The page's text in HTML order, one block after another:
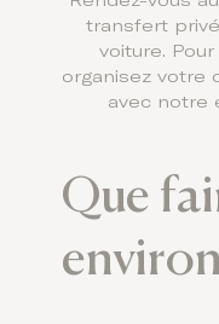
transfert
voiture.
organisez votre
avec notre
Que